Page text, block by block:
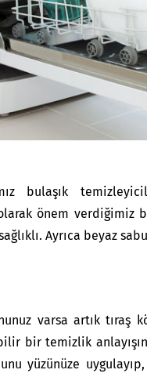
bulaşık
önem verdiğimiz
Ayrıca beyaz
varsa artık tıraş
bir temizlik
yüzünüze